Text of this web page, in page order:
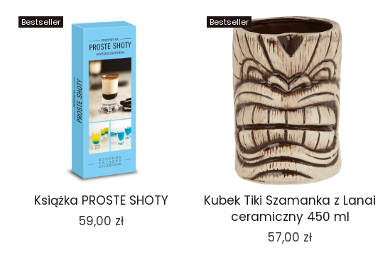
Bestseller
Książka PROSTE SHOTY
Cena
59,00 zł
Bestseller
Kubek Tiki Szamanka z Lanai
ceramiczny 450 ml
Cena
57,00 zł